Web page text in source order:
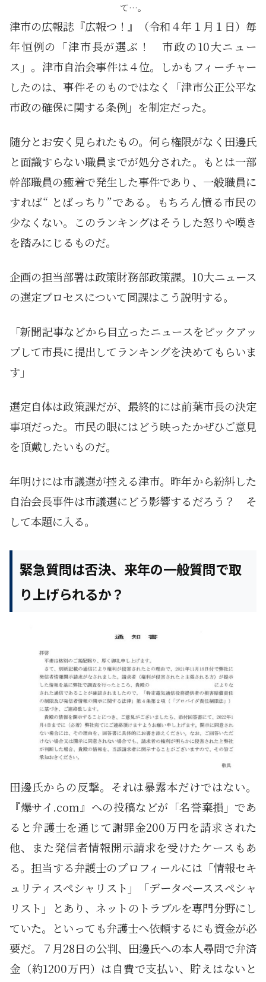
て…。
津市の広報誌『広報つ！』（令和４年１月１日）毎
年恒例の「津市長が選ぶ！ 市政の10大ニュー
ス」。津市自治会事件は４位。しかもフィーチャー
したのは、事件そのものではなく「津市公正公平な
市政の確保に関する条例」を制定だった。
随分とお安く見られたもの。何ら権限がなく田邊氏
と面識すらない職員までが処分された。もとは一部
幹部職員の癒着で発生した事件であり、一般職員に
すれば“ とばっちり”である。もちろん憤る市民の
少なくない。このランキングはそうした怒りや嘆き
を踏みにじるものだ。
企画の担当部署は政策財務部政策課。10大ニュース
の選定プロセスについて同課はこう説明する。
「新聞記事などから目立ったニュースをピックアッ
プして市長に提出してランキングを決めてもらいま
す」
選定自体は政策課だが、最終的には前葉市長の決定
事項だった。市民の眼にはどう映ったかぜひご意見
を頂戴したいものだ。
年明けには市議選が控える津市。昨年から紛糾した
自治会長事件は市議選にどう影響するだろう？ そ
して本題に入る。
緊急質問は否決、来年の一般質問で取
り上げられるか？
田邊氏からの反撃。それは暴露本だけではない。
『爆サイ.com』への投稿などが「名誉棄損」であ
ると弁護士を通じて謝罪金200万円を請求された
他、また発信者情報開示請求を受けたケースもあ
る。担当する弁護士のプロフィールには「情報セキ
ュリティスペシャリスト」「データベーススペシャ
リスト」とあり、ネットのトラブルを専門分野にし
ていた。といっても弁護士へ依頼するにも資金が必
要だ。７月28日の公判、田邊氏への本人尋問で弁済
金（約1200万円）は自費で支払い、貯えはないと